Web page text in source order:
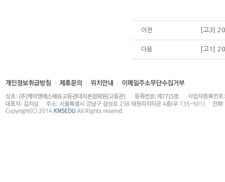
이전 [고3]
다음 [고1]